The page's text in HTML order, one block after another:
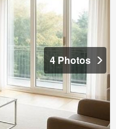
4 Photos